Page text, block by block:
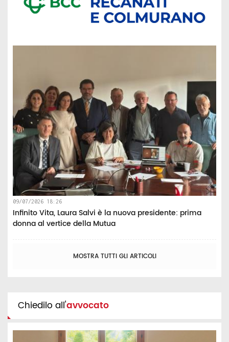
09/07/2026 18:26
Infinito Vita, Laura Salvi è la nuova presidente: prima
donna al vertice della Mutua
MOSTRA TUTTI GLI ARTICOLI
Chiedilo all'avvocato